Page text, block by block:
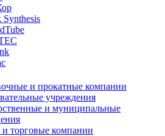
и прокатные компании
учреждения
и муниципальные
и торговые компании